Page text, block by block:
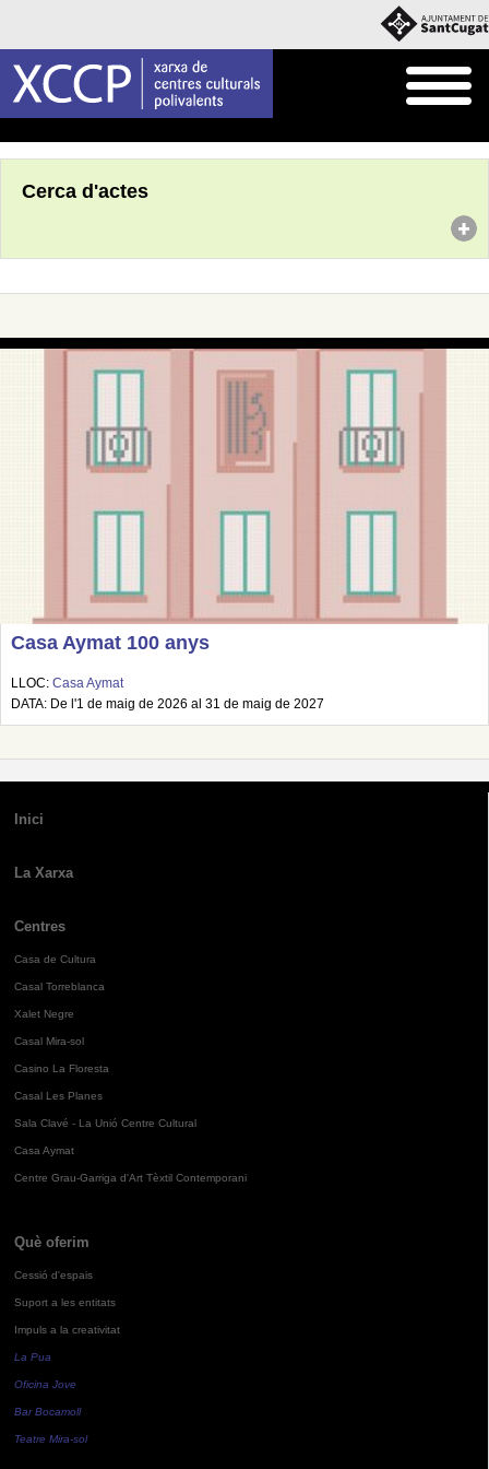
Cerca d'actes
Casa Aymat 100 anys
LLOC: Casa Aymat
DATA: De l'1 de maig de 2026 al 31 de maig de 2027
Inici
La Xarxa
Centres
Casa de Cultura
Casal Torreblanca
Xalet Negre
Casal Mira-sol
Casino La Floresta
Casal Les Planes
Sala Clavé - La Unió Centre Cultural
Casa Aymat
Centre Grau-Garriga d'Art Tèxtil Contemporani
Què oferim
Cessió d'espais
Suport a les entitats
Impuls a la creativitat
La Pua
Oficina Jove
Bar Bocamoll
Teatre Mira-sol